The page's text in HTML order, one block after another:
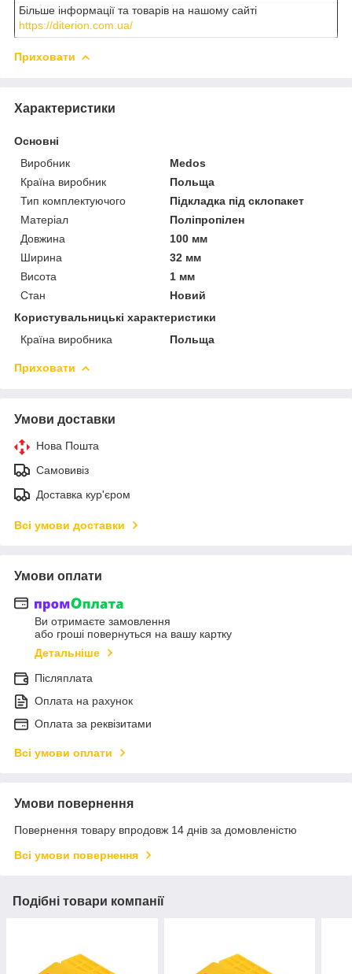
Більше інформації та товарів на нашому сайті
https://diterion.com.ua/
Приховати
Характеристики
Основні
Виробник
Medos
Країна виробник
Польща
Тип комплектуючого
Підкладка під склопакет
Матеріал
Поліпропілен
Довжина
100 мм
Ширина
32 мм
Висота
1 мм
Стан
Новий
Користувальницькі характеристики
Країна виробника
Польща
Приховати
Умови доставки
Нова Пошта
Самовивіз
Доставка кур'єром
Всі умови доставки
Умови оплати
Ви отримаєте замовлення
або гроші повернуться на вашу картку
Детальніше
Післяплата
Оплата на рахунок
Оплата за реквізитами
Всі умови оплати
Умови повернення
Повернення товару впродовж 14 днів за домовленістю
Всі умови повернення
Подібні товари компанії